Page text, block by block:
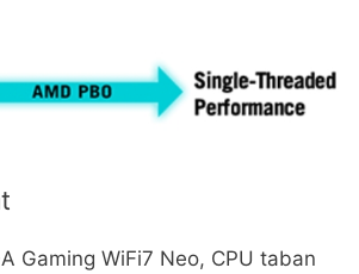
Gaming WiFi7 Neo, CPU taban